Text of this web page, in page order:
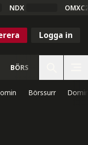
NDX
Logga in
BÖRS
Börssurr